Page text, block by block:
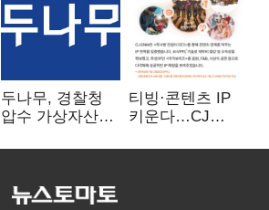
두나무, 경찰청
압수 가상자산
커스터디 사업
티빙·콘텐츠 IP
키운다…CJ
글로벌 확장 가속